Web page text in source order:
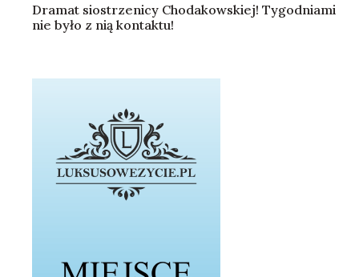
Dramat siostrzenicy Chodakowskiej! Tygodniami
nie było z nią kontaktu!